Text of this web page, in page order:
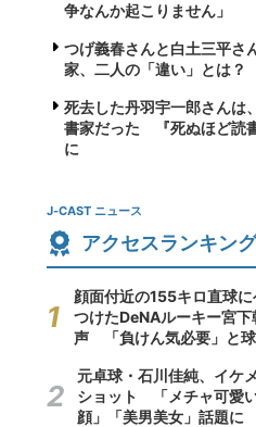
争なんか起こりません」
つげ義春さんと白土三平
家、二人の「違い」とは？
死去した丹羽宇一郎さんは
書家だった 『死ぬほど読
に
J-CAST ニュース
アクセスランキング
顔面付近の155キロ直球
つけたDeNAルーキー宮
声 「負けん気必要」と
元卓球・石川佳純、イケ
ショット 「メチャ可愛
顔」「美男美女」話題に